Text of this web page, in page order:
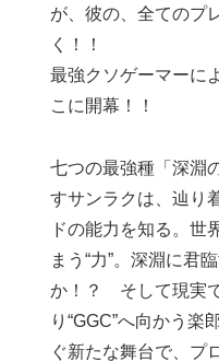
が、彼の、全てのプ
く！！
最強クソゲーマーに
こに開幕！！
七つの最強種「深淵
すサンラクは、辿り
ドの能力を知る。世
まう“力”。深淵に君
か！？ そして現実
り“GGC”へ向かう
ぐ新たな舞台で、プ